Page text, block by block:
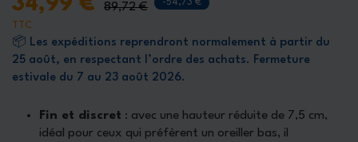
34,99 € 89,72 € -54,73 €
TTC
📦 Les expéditions reprendront normalement à partir du
25 août, en respectant l’ordre des achats. Fermeture
estivale du 7 au 23 août 2026.
Fin et discret : avec une hauteur réduite de 7,5 cm,
idéal pour ceux qui préfèrent un oreiller bas, il